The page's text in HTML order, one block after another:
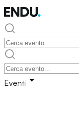
Eventi